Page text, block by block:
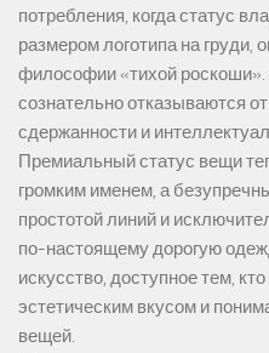
потребления, когда статус
размером логотипа на груди,
философии «тихой
сознательно отказываются
сдержанности и
Премиальный статус вещи
громким именем, а
простотой линий и
по-настоящему дорогую
искусство, доступное тем,
эстетическим вкусом и
вещей.